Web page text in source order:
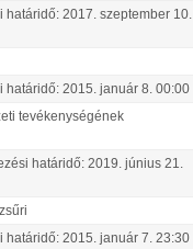
határidő: 2017. szeptember 10
határidő: 2015. január 8 00:00
tevékenységének
határidő: 2019. június 21
határidő: 2015. január 7 23:30